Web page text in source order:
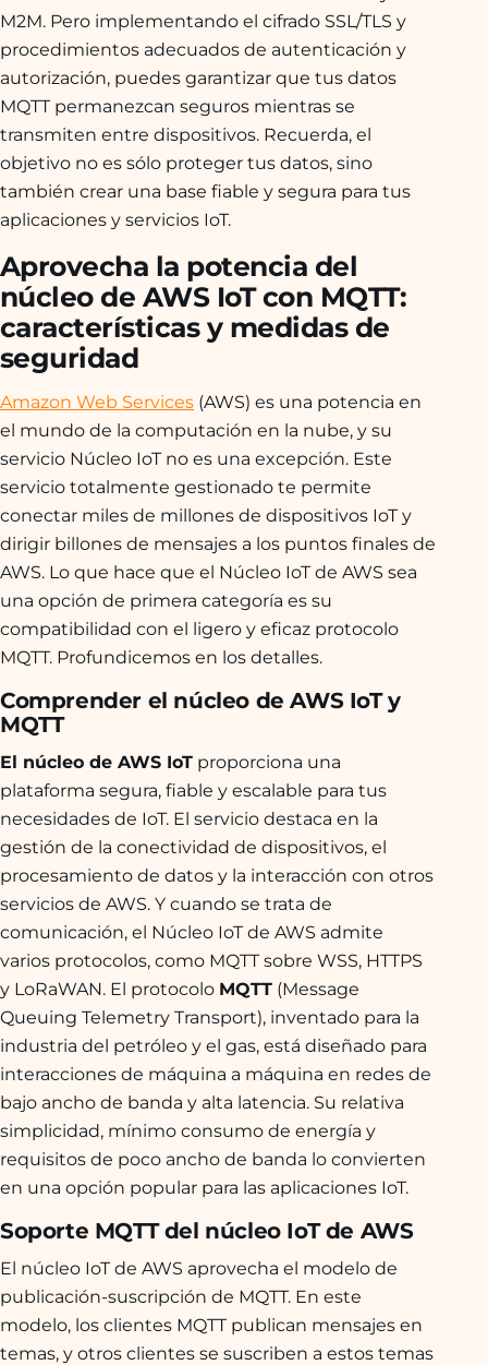
M2M. Pero implementando el cifrado SSL/TLS y
procedimientos adecuados de autenticación y
autorización, puedes garantizar que tus datos
MQTT permanezcan seguros mientras se
transmiten entre dispositivos. Recuerda, el
objetivo no es sólo proteger tus datos, sino
también crear una base fiable y segura para tus
aplicaciones y servicios IoT.
Aprovecha la potencia del
núcleo de AWS IoT con MQTT:
características y medidas de
seguridad
Amazon Web Services (AWS) es una potencia en
el mundo de la computación en la nube, y su
servicio Núcleo IoT no es una excepción. Este
servicio totalmente gestionado te permite
conectar miles de millones de dispositivos IoT y
dirigir billones de mensajes a los puntos finales de
AWS. Lo que hace que el Núcleo IoT de AWS sea
una opción de primera categoría es su
compatibilidad con el ligero y eficaz protocolo
MQTT. Profundicemos en los detalles.
Comprender el núcleo de AWS IoT y
MQTT
El núcleo de AWS IoT proporciona una
plataforma segura, fiable y escalable para tus
necesidades de IoT. El servicio destaca en la
gestión de la conectividad de dispositivos, el
procesamiento de datos y la interacción con otros
servicios de AWS. Y cuando se trata de
comunicación, el Núcleo IoT de AWS admite
varios protocolos, como MQTT sobre WSS, HTTPS
y LoRaWAN. El protocolo MQTT (Message
Queuing Telemetry Transport), inventado para la
industria del petróleo y el gas, está diseñado para
interacciones de máquina a máquina en redes de
bajo ancho de banda y alta latencia. Su relativa
simplicidad, mínimo consumo de energía y
requisitos de poco ancho de banda lo convierten
en una opción popular para las aplicaciones IoT.
Soporte MQTT del núcleo IoT de AWS
El núcleo IoT de AWS aprovecha el modelo de
publicación-suscripción de MQTT. En este
modelo, los clientes MQTT publican mensajes en
temas, y otros clientes se suscriben a estos temas